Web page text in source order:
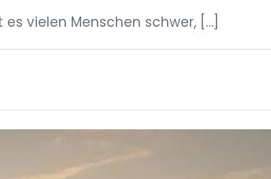
vielen Menschen schwer, […]